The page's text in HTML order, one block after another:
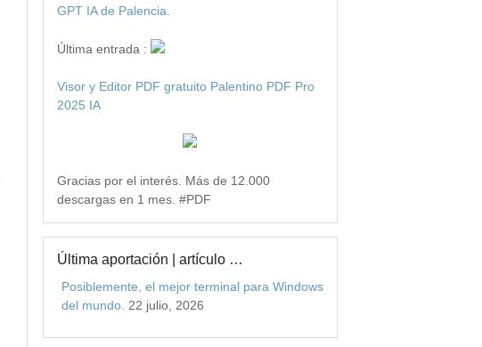
GPT IA de Palencia.
Última entrada :
Visor y Editor PDF gratuito Palentino PDF Pro
2025 IA
Gracias por el interés. Más de 12.000
descargas en 1 mes. #PDF
Última aportación | artículo …
Posiblemente, el mejor terminal para Windows
del mundo. 22 julio, 2026